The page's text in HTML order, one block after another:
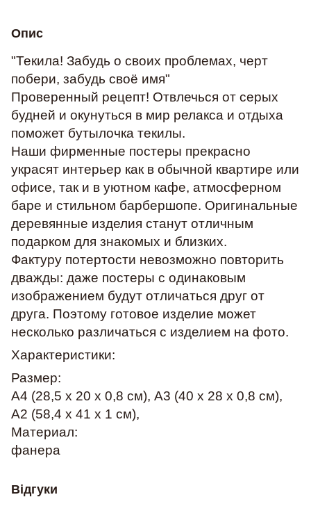
Опис
"Текила! Забудь о своих проблемах, черт
побери, забудь своё имя"
Проверенный рецепт! Отвлечься от серых
будней и окунуться в мир релакса и отдыха
поможет бутылочка текилы.
Наши фирменные постеры прекрасно
украсят интерьер как в обычной квартире или
офисе, так и в уютном кафе, атмосферном
баре и стильном барбершопе. Оригинальные
деревянные изделия станут отличным
подарком для знакомых и близких.
Фактуру потертости невозможно повторить
дважды: даже постеры с одинаковым
изображением будут отличаться друг от
друга. Поэтому готовое изделие может
несколько различаться с изделием на фото.
Характеристики:
Размер:
А4 (28,5 х 20 х 0,8 см), А3 (40 х 28 х 0,8 см),
А2 (58,4 х 41 х 1 см),
Материал:
фанера
Відгуки